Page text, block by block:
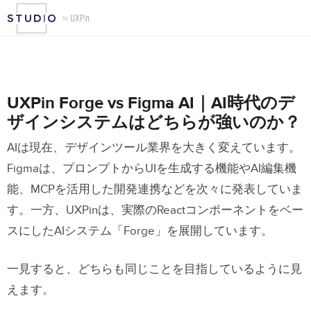
UXPin Forge vs Figma AI｜AI時代のデ
ザインシステムはどちらが強いのか？
AIは現在、デザインツール業界を大きく変えています。
Figmaは、プロンプトからUIを生成する機能やAI編集機
能、MCPを活用した開発連携などを次々に発表していま
す。一方、UXPinは、実際のReactコンポーネントをベー
スにしたAIシステム「Forge」を展開しています。
一見すると、どちらも同じことを目指しているように見
えます。